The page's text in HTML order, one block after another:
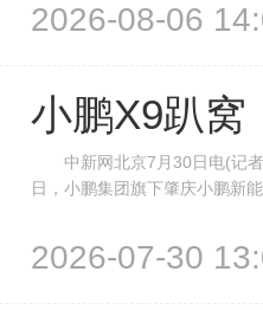
博热搜。涉事品牌baby sheep
2026-08-06
小鹏X9趴窝
中新网北京7月30日电(记
日，小鹏集团旗下肇庆小鹏新
2026-07-30